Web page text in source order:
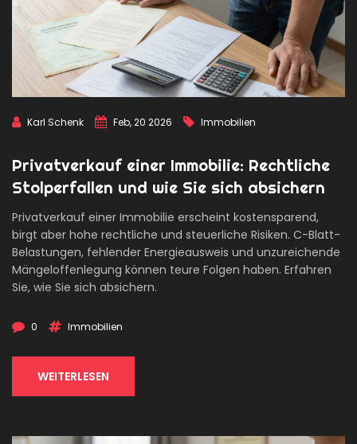
Karl Schenk Feb, 20 2026 Immobilien
Privatverkauf einer Immobilie: Rechtliche
Stolperfallen und wie Sie sich absichern
Privatverkauf einer Immobilie erscheint kostensparend,
birgt aber hohe rechtliche und steuerliche Risiken. C-Blatt-
Belastungen, fehlender Energieausweis und unzureichende
Mängeloffenlegung können teure Folgen haben. Erfahren
Sie, wie Sie sich absichern.
0 Immobilien
WEITERLESEN